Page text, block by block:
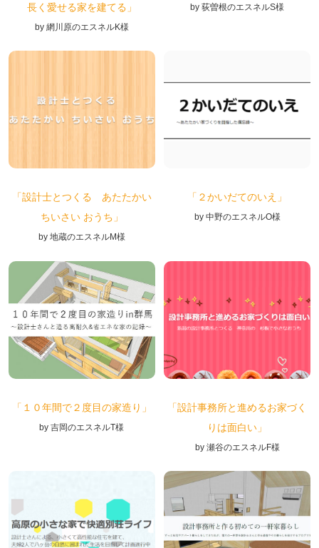
長く愛せる家を建てる」
by 網川原のエスネルK様
by 荻曽根のエスネルS様
「設計士とつくる あたたかい
ちいさい おうち」
by 地蔵のエスネルM様
「２かいだてのいえ」
by 中野のエスネルO様
「１０年間で２度目の家造り」
by 吉岡のエスネルT様
「設計事務所と進めるお家づく
りは面白い」
by 瀬谷のエスネルF様